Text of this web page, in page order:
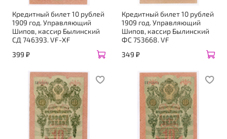
Кредитный билет 10 рублей
1909 год. Управляющий
Шипов, кассир Былинский
СД 746393. VF-XF
399 ₽
Кредитный билет 10 рублей
1909 год. Управляющий
Шипов, кассир Былинский
ФC 753668. VF
349 ₽